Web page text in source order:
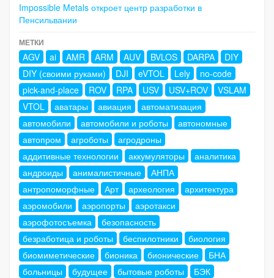
Impossible Metals откроет центр разработки в
Пенсильвании
МЕТКИ
AGV ai AMR ARM AUV BVLOS DARPA
DIY
DIY (своими руками)
DJI eVTOL Lely
no-code
pick-and-place
ROV RPA USV USV+ROV
VSLAM
VTOL
аватары авиация
автоматизация
автомобили
автомобили и роботы
автономные
автопром
агроботы
агродроны
аддитивные технологии
аккумуляторы
аналитика
андроиды
анималистичные
АНПА
антропоморфные
Арт археология
архитектура
аэромобили
аэропорты
аэротакси
аэрофотосъемка
безопасность
безработица и роботы
беспилотники
биология
биомиметические
бионика бионические
БНА
больницы
будущее бытовые роботы
БЭК